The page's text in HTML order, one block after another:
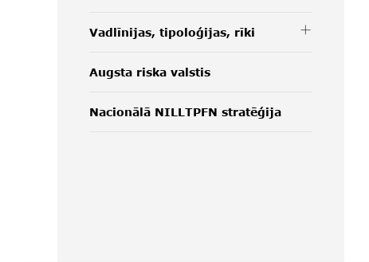
Vadlīnijas, tipoloģijas, rīki
Augsta riska valstis
Nacionālā NILLTPFN stratēģija